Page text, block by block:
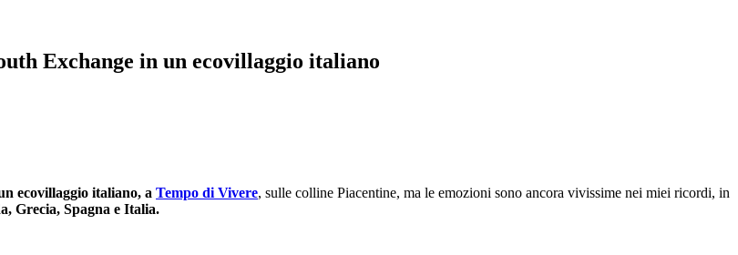
Exchange in un ecovillaggio italiano
ecovillaggio italiano, a Tempo di Vivere, sulle colline Piacentine, ma le emozioni sono ancora vivissime nei miei ricordi, in
Grecia, Spagna e Italia.